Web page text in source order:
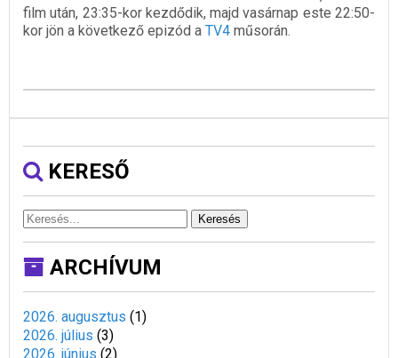
film után, 23:35-kor kezdődik, majd vasárnap este 22:50-
kor jön a következő epizód a TV4 műsorán.
KERESŐ
Keresés
ARCHÍVUM
2026. augusztus (1)
2026. július (3)
2026. június (2)